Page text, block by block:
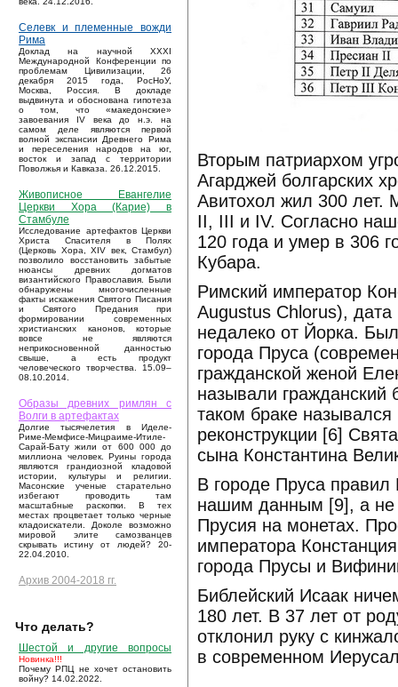
Селевк и племенные вожди
Рима
Доклад на научной XXXI
Международной Конференции по
проблемам Цивилизации, 26
декабря 2015 года, РосНоУ,
Москва, Россия. В докладе
выдвинута и обоснована гипотеза
о том, что «македонские»
завоевания IV века до н.э. на
самом деле являются первой
волной экспансии Древнего Рима
и переселения народов на юг,
восток и запад с территории
Поволжья и Кавказа. 26.12.2015.
Живописное Евангелие
Церкви Хора (Карие) в
Стамбуле
Исследование артефактов Церкви
Христа Спасителя в Полях
(Церковь Хора, XIV век, Стамбул)
позволило восстановить забытые
нюансы древних догматов
византийского Православия. Были
обнаружены многочисленные
факты искажения Святого Писания
и Святого Предания при
формировании современных
христианских канонов, которые
вовсе не являются
неприкосновенной данностью
свыше, а есть продукт
человеческого творчества. 15.09–
08.10.2014.
Образы древних римлян с
Волги в артефактах
Долгие тысячелетия в Иделе-
Риме-Мемфисе-Мицраиме-Итиле-
Сарай-Бату жили от 600 000 до
миллиона человек. Руины города
являются грандиозной кладовой
истории, культуры и религии.
Масонские ученые старательно
избегают проводить там
масштабные раскопки. В тех
местах процветает только черные
кладоискатели. Доколе возможно
мировой элите самозванцев
скрывать истину от людей? 20-
22.04.2010.
Архив 2004-2018 гг.
Что делать?
Шестой и другие вопросы
Новинка!!!
Почему РПЦ не хочет остановить
войну? 14.02.2022.
Вторым патриархом
Агарджей болгарских
Авитохол жил 300 лет.
II, III и IV. Согласно
120 года и умер в 306
Кубара.
Римский император
Augustus Chlorus),
недалеко от Йорка.
города Пруса
гражданской женой
называли гражданский
таком браке
реконструкции [6]
сына Константина
В городе Пруса
нашим данным [9], а не
Прусия на монетах.
императора
города Прусы и
Библейский Исаак
180 лет. В 37 лет от
отклонил руку с
в современном